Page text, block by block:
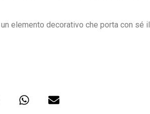
elemento decorativo che porta con sé